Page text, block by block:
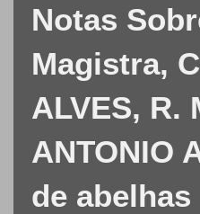
Notas
Magistra,
ALVES, R.
ANTONIO
de